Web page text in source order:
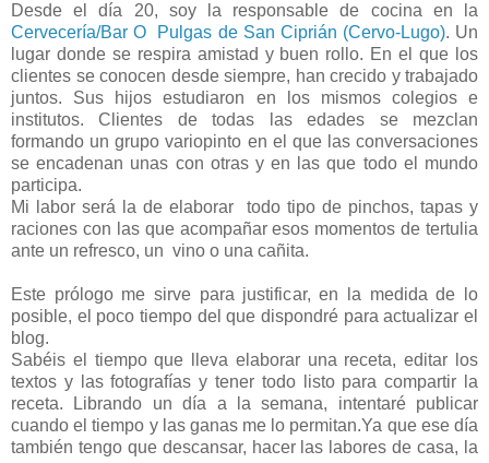
Desde el día 20, soy la responsable de cocina en la
Cervecería/Bar O Pulgas de San Ciprián (Cervo-Lugo). Un
lugar donde se respira amistad y buen rollo. En el que los
clientes se conocen desde siempre, han crecido y trabajado
juntos. Sus hijos estudiaron en los mismos colegios e
institutos. Clientes de todas las edades se mezclan
formando un grupo variopinto en el que las conversaciones
se encadenan unas con otras y en las que todo el mundo
participa.
Mi labor será la de elaborar todo tipo de pinchos, tapas y
raciones con las que acompañar esos momentos de tertulia
ante un refresco, un vino o una cañita.
Este prólogo me sirve para justificar, en la medida de lo
posible, el poco tiempo del que dispondré para actualizar el
blog.
Sabéis el tiempo que lleva elaborar una receta, editar los
textos y las fotografías y tener todo listo para compartir la
receta. Librando un día a la semana, intentaré publicar
cuando el tiempo y las ganas me lo permitan.Ya que ese día
también tengo que descansar, hacer las labores de casa, la